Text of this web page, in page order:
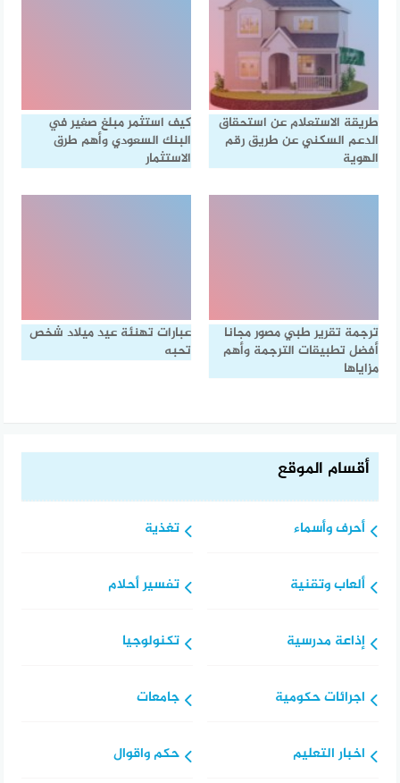
طريقة الاستعلام عن استحقاق
الدعم السكني عن طريق رقم
الهوية
كيف استثمر مبلغ صغير في
البنك السعودي وأهم طرق
الاستثمار
ترجمة تقرير طبي مصور مجانا
أفضل تطبيقات الترجمة وأهم
مزاياها
عبارات تهنئة عيد ميلاد شخص
تحبه
أقسام الموقع
أحرف وأسماء
ألعاب وتقنية
إذاعة مدرسية
اجرائات حكومية
اخبار التعليم
تغذية
تفسير أحلام
تكنولوجيا
جامعات
حكم واقوال